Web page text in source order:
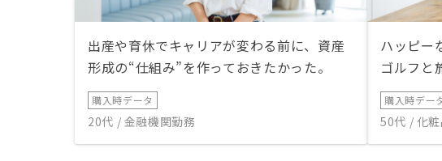
出産や育休でキャリアが変わる前に、資産
形成の“仕組み”を作っておきたかった。
購入時データ
20代 / 金融機関勤務
ハッピー
ゴルフと
購入時デー
50代 / 化